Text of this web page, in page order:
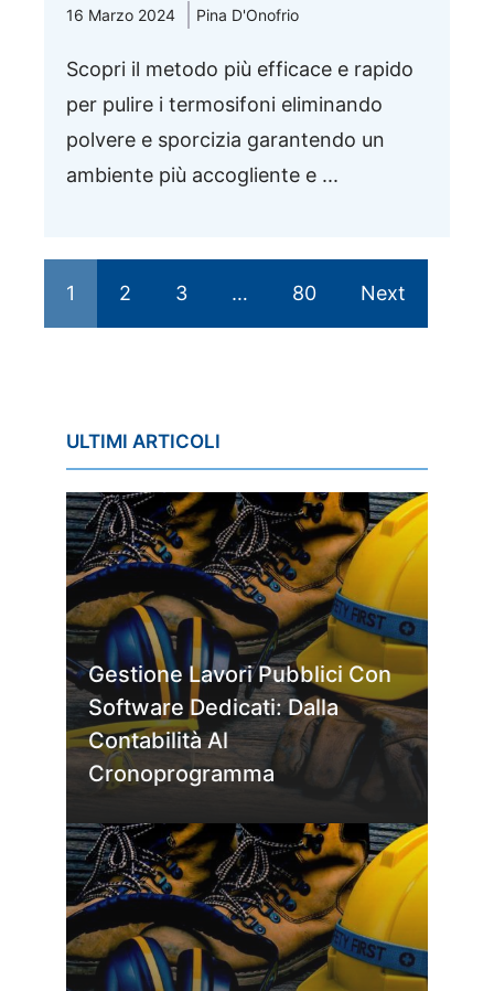
16 Marzo 2024 Pina D'Onofrio
Scopri il metodo più efficace e rapido
per pulire i termosifoni eliminando
polvere e sporcizia garantendo un
ambiente più accogliente e ...
1 2 3 … 80 Next
ULTIMI ARTICOLI
Gestione Lavori Pubblici Con
Software Dedicati: Dalla
Contabilità Al
Cronoprogramma